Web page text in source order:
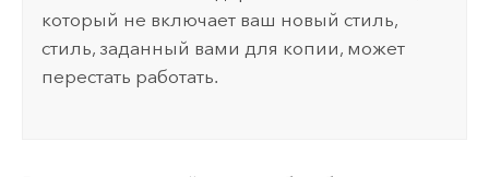
который не включает ваш новый стиль,
стиль, заданный вами для копии, может
перестать работать.